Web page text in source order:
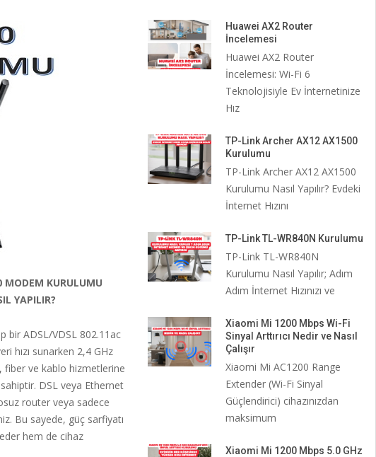
MODEM KURULUMU
YAPILIR?
bir ADSL/VDSL 802.11ac
hızı sunarken 2,4 GHz
fiber ve kablo hizmetlerine
DSL veya Ethernet
router veya sadece
Bu sayede, güç sarfiyatı
hem de cihaz
Huawei AX2 Router
İncelemesi
Huawei AX2 Router
İncelemesi: Wi-Fi 6
Teknolojisiyle Ev İnternetinize
Hız
TP-Link Archer AX12 AX1500
Kurulumu
TP-Link Archer AX12 AX1500
Kurulumu Nasıl Yapılır? Evdeki
İnternet Hızını
TP-Link TL-WR840N Kurulumu
TP-Link TL-WR840N
Kurulumu Nasıl Yapılır; Adım
Adım İnternet Hızınızı ve
Xiaomi Mi 1200 Mbps Wi-Fi
Sinyal Arttırıcı Nedir ve Nasıl
Çalışır
Xiaomi Mi AC1200 Range
Extender (Wi-Fi Sinyal
Güçlendirici) cihazınızdan
maksimum
Xiaomi Mi 1200 Mbps 5.0 GHz